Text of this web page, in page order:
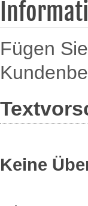
Fügen
Keine